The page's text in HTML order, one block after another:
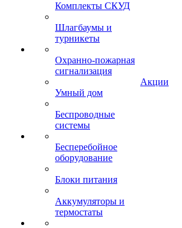
Комплекты СКУД
Шлагбаумы и
турникеты
Охранно-пожарная
сигнализация
Умный дом
Беспроводные
системы
Бесперебойное
оборудование
Блоки питания
Аккумуляторы и
термостаты
Акции